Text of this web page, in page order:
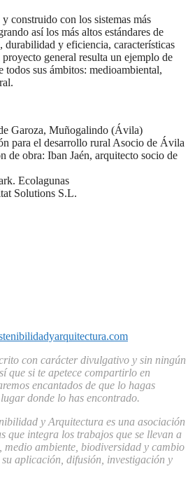
construido con los sistemas más
así los más altos estándares de
durabilidad y eficiencia, características
general resulta un ejemplo de
todos sus ámbitos: medioambiental,
Garoza, Muñogalindo (Ávila)
para el desarrollo rural Asocio de Ávila
de obra: Iban Jaén, arquitecto socio de
Ecolagunas
Solutions S.L.
con carácter divulgativo y sin ningún
que si te apetece compartirlo en
encantados de que lo hagas
donde lo has encontrado.
y Arquitectura es una asociación
que integra los trabajos que se llevan a
medio ambiente, biodiversidad y cambio
aplicación, difusión, investigación y